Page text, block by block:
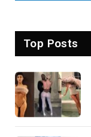
Top Posts